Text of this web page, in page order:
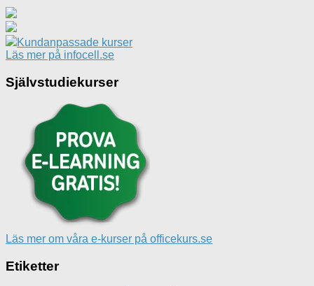
Kundanpassade kurser
Läs mer på infocell.se
Självstudiekurser
Läs mer om våra e-kurser på officekurs.se
Etiketter